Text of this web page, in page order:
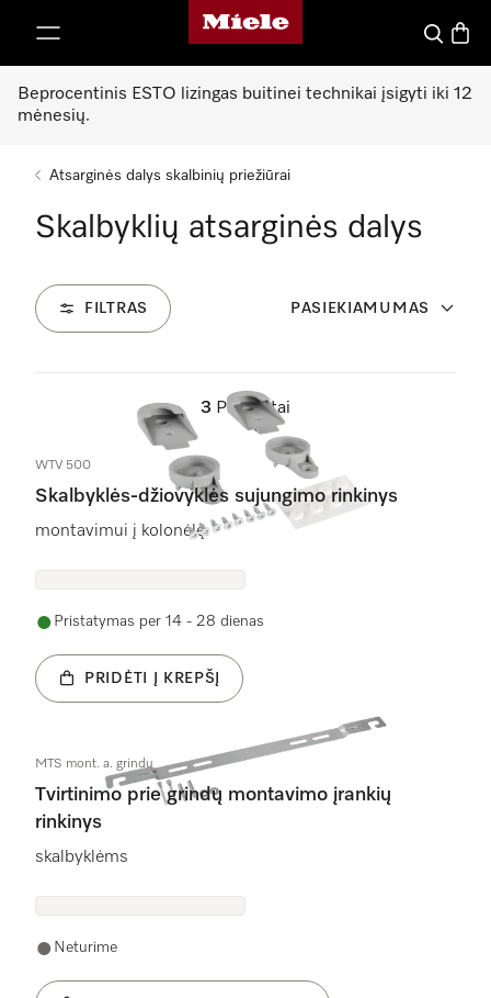
"Miele" pradžios tinklalapis
Paieška
Beprocentinis ESTO lizingas buitinei technikai įsigyti iki 12
mėnesių.
Atsarginės dalys skalbinių priežiūrai
Skalbyklių atsarginės dalys
FILTRAS PASIEKIAMUMAS
3 Produktai
WTV 500
Skalbyklės-džiovyklės sujungimo rinkinys
montavimui į kolonėlę.
Pristatymas per 14 - 28 dienas
PRIDĖTI Į KREPŠĮ
MTS mont. a. grindų
Tvirtinimo prie grindų montavimo įrankių
rinkinys
skalbyklėms
Neturime